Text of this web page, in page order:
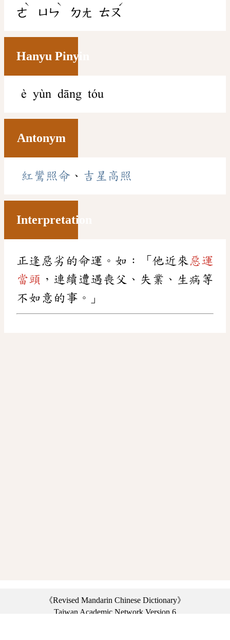
ㄜ
ˋ
ㄩㄣ
ˋ
ㄉㄤ ㄊㄡ
ˊ
Hanyu Pinyin
è yùn dāng tóu
Antonym
紅鸞照命 、 吉星高照
Interpretation
正逢惡劣的命運。如：「他近來惡運
當頭 ，連續遭遇喪父、失業、生病等
不如意的事。」
《Revised Mandarin Chinese Dictionary》
Taiwan Academic Network Version 6